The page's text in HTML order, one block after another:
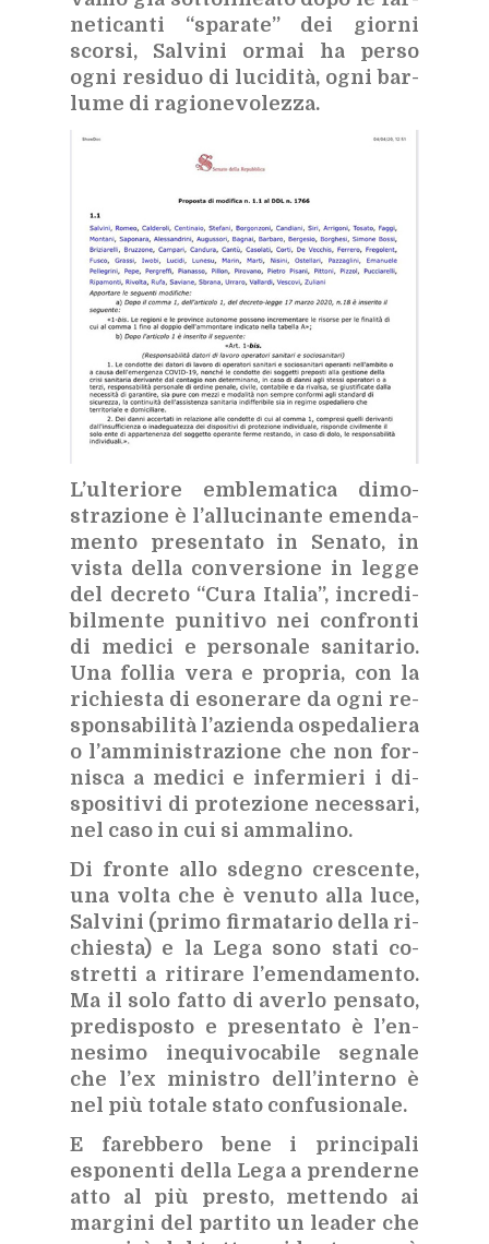
ne­ti­can­ti “spa­ra­te” dei gior­ni
scor­si, Sal­vi­ni or­mai ha per­so
ogni re­si­duo di lu­ci­di­tà, ogni bar­
lu­me di ra­gio­ne­vo­lez­za.
L’ul­te­rio­re em­ble­ma­ti­ca di­mo­
stra­zio­ne è l’al­lu­ci­nan­te emen­da­
men­to pre­sen­ta­to in Se­na­to, in
vi­sta del­la con­ver­sio­ne in leg­ge
del de­cre­to “Cura Ita­lia”, in­cre­di­
bil­men­te pu­ni­ti­vo nei con­fron­ti
di me­di­ci e per­so­na­le sa­ni­ta­rio.
Una fol­lia vera e pro­pria, con la
ri­chie­sta di eso­ne­ra­re da ogni re­
spon­sa­bi­li­tà l’a­zien­da ospe­da­lie­ra
o l’am­mi­ni­stra­zio­ne che non for­
ni­sca a me­di­ci e in­fer­mie­ri i di­
spo­si­ti­vi di pro­te­zio­ne ne­ces­sa­ri,
nel caso in cui si am­ma­li­no.
Di fron­te allo sde­gno cre­scen­te,
una vol­ta che è ve­nu­to alla luce,
Sal­vi­ni (pri­mo fir­ma­ta­rio del­la ri­
chie­sta) e la Lega sono sta­ti co­
stret­ti a ri­ti­ra­re l’e­men­da­men­to.
Ma il solo fat­to di aver­lo pen­sa­to,
pre­di­spo­sto e pre­sen­ta­to è l’en­
ne­si­mo ine­qui­vo­ca­bi­le se­gna­le
che l’ex mi­ni­stro del­l’in­ter­no è
nel più to­ta­le sta­to con­fu­sio­na­le.
E fa­reb­be­ro bene i prin­ci­pa­li
espo­nen­ti del­la Lega a pren­der­ne
atto al più pre­sto, met­ten­do ai
mar­gi­ni del par­ti­to un lea­der che